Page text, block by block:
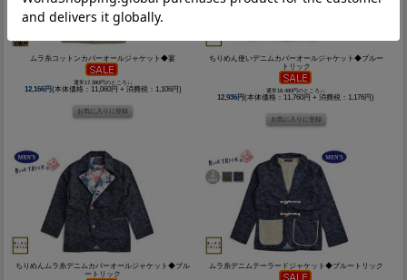
ムラ糸コットンカバーオールジャケット◆宴
通常17,380円のところ↓↓
12,166円(本体価格：11,060円 + 消費税：1,106円)
ちりめん使いデニムカバーオールジャケット◆ブルー
トリック
通常18,480円のところ↓↓
12,936円(本体価格：11,760円 + 消費税：1,176円)
ちりめんムラ糸デニムカバーオールジャケット◆ブル
ートリック
ムラ糸デニムテーラードジャケット◆ブルートリック